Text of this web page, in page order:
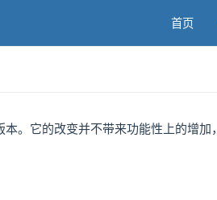
首页
本。它的改变并不带来功能性上的增加，